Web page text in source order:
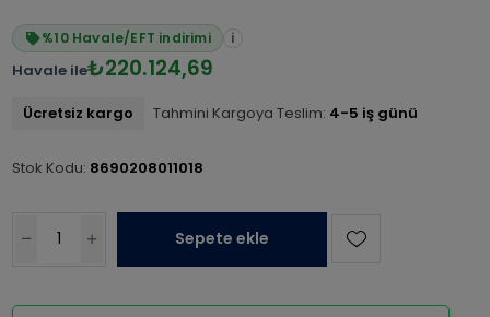
%10 Havale/EFT indirimi i
Havale ile₺220.124,69
Ücretsiz kargo Tahmini Kargoya Teslim: 4-5 iş günü
Stok Kodu: 8690208011018
Sepete ekle